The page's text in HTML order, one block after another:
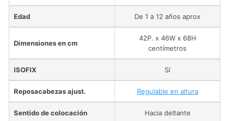
Edad De 1 a 12 años aprox
Dimensiones en cm
42P. x 46W x 68H
centímetros
ISOFIX Sí
Reposacabezas ajust. Regulable en altura
Sentido de colocación Hacia deltante